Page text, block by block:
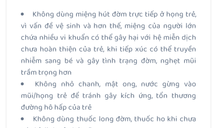
Không dùng miệng hút đờm trực tiếp ở họng trẻ,
vì vấn đề vệ sinh và hơn thế, miệng của người lớn
chứa nhiều vi khuẩn có thể gây hại với hệ miễn dịch
chưa hoàn thiện của trẻ, khi tiếp xúc có thể truyền
nhiễm sang bé và gây tình trạng đờm, nghẹt mũi
trầm trọng hơn
Không nhỏ chanh, mật ong, nước gừng vào
mũi/họng trẻ để tránh gây kích ứng, tổn thương
đường hô hấp của trẻ
Không dùng thuốc long đờm, thuốc ho khi chưa